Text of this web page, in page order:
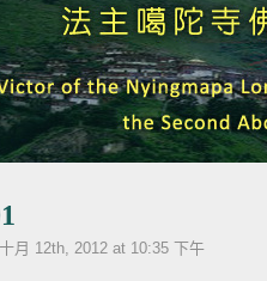
月 12th, 2012 at 10:35 下午